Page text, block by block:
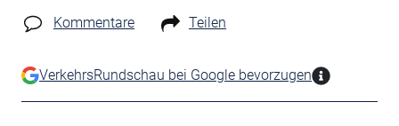
Kommentare Teilen
VerkehrsRundschau bei Google bevorzugen